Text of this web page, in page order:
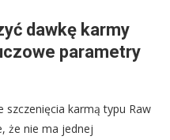
dawkę karmy
parametry
szczenięcia karmą typu Raw
że nie ma jednej